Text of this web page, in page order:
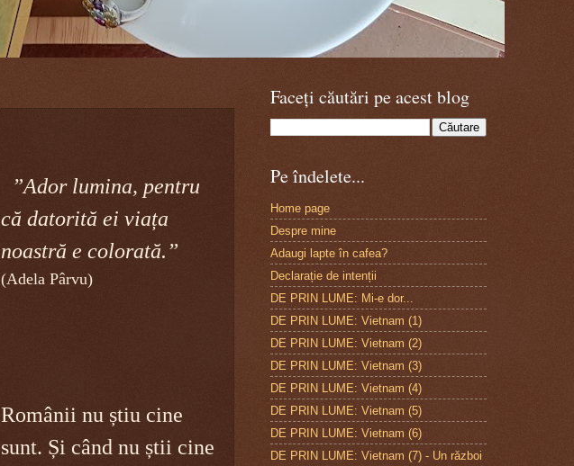
”Ador lumina, pentru
că datorită ei viața
noastră e colorată.”
(Adela Pârvu)
Românii nu știu cine
sunt. Și când nu știi cine
Faceți căutări pe acest blog
Pe îndelete...
Home page
Despre mine
Adaugi lapte în cafea?
Declarație de intenții
DE PRIN LUME: Mi-e dor...
DE PRIN LUME: Vietnam (1)
DE PRIN LUME: Vietnam (2)
DE PRIN LUME: Vietnam (3)
DE PRIN LUME: Vietnam (4)
DE PRIN LUME: Vietnam (5)
DE PRIN LUME: Vietnam (6)
DE PRIN LUME: Vietnam (7) - Un război